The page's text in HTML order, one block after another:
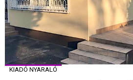
KIADÓ NYARALÓ